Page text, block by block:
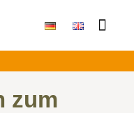
zum